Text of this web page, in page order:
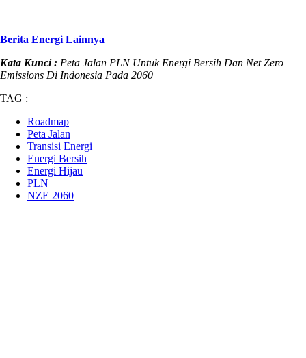
Berita Energi Lainnya
Kata Kunci : Peta Jalan PLN Untuk Energi Bersih Dan Net Zero
Emissions Di Indonesia Pada 2060
TAG :
Roadmap
Peta Jalan
Transisi Energi
Energi Bersih
Energi Hijau
PLN
NZE 2060